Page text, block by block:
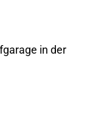
in der